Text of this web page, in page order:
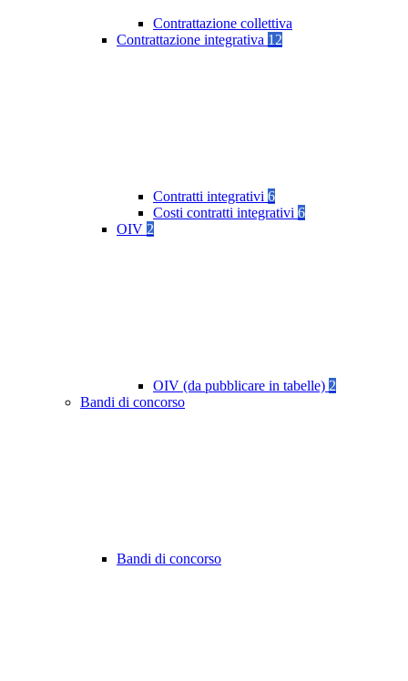
Contrattazione collettiva
Contrattazione integrativa 12
Contratti integrativi 6
Costi contratti integrativi 6
OIV 2
OIV (da pubblicare in tabelle) 2
Bandi di concorso
Bandi di concorso